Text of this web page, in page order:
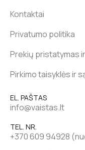
Kontaktai
Privatumo politika
Prekių pristatymas
Pirkimo taisyklės ir
EL. PAŠTAS
info@vaistas.lt
TEL. NR.
+370 609 94928